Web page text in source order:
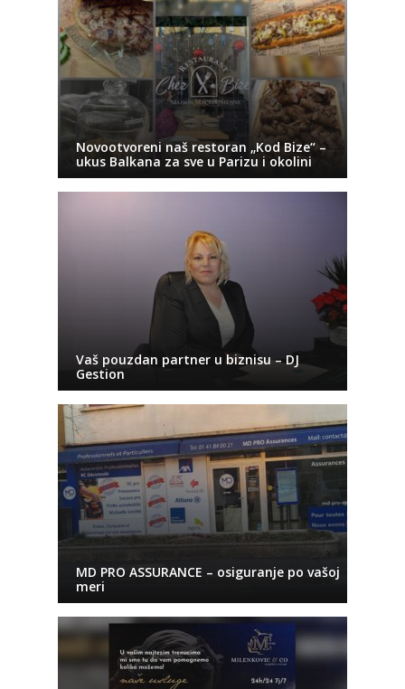
Novootvoreni naš restoran „Kod Bize“ –
ukus Balkana za sve u Parizu i okolini
Vaš pouzdan partner u biznisu – DJ
Gestion
MD PRO ASSURANCE – osiguranje po vašoj
meri